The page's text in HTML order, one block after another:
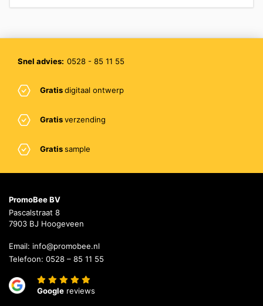
Snel advies: 0528 - 85 11 55
Gratisdigitaal ontwerp
Gratisverzending
Gratissample
PromoBee BV
Pascalstraat 8
7903 BJ Hoogeveen
Email: info@promobee.nl
Telefoon: 0528 – 85 11 55
Google reviews